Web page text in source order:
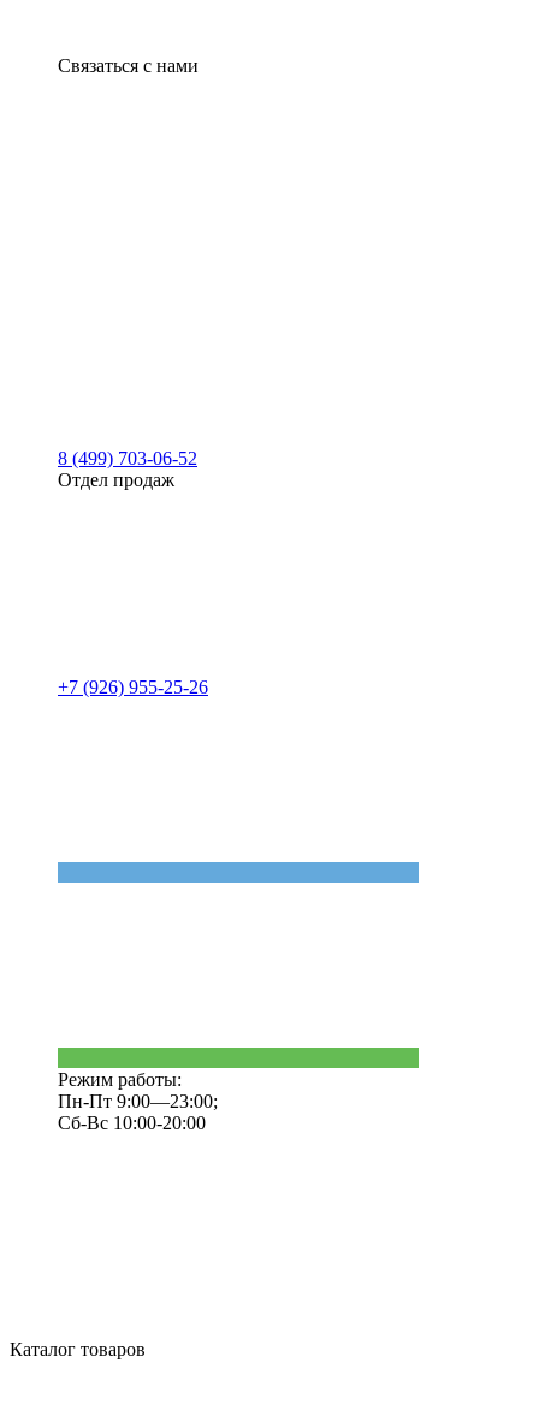
Связаться с нами
8 (499) 703-06-52
Отдел продаж
+7 (926) 955-25-26
Режим работы:
Пн-Пт 9:00—23:00;
Сб-Вс 10:00-20:00
Каталог товаров